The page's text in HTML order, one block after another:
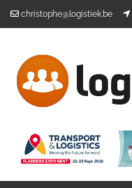
christophe@logistiek.be